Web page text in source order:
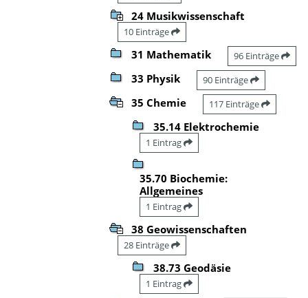
24 Musikwissenschaft
10 Einträge
31 Mathematik 96 Einträge
33 Physik 90 Einträge
35 Chemie 117 Einträge
35.14 Elektrochemie
1 Eintrag
35.70 Biochemie:
Allgemeines
1 Eintrag
38 Geowissenschaften
28 Einträge
38.73 Geodäsie
1 Eintrag